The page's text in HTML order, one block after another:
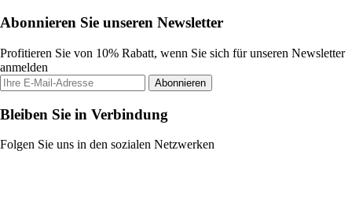
Abonnieren Sie unseren Newsletter
Profitieren Sie von 10% Rabatt, wenn Sie sich für unseren Newsletter
anmelden
Abonnieren
Bleiben Sie in Verbindung
Folgen Sie uns in den sozialen Netzwerken